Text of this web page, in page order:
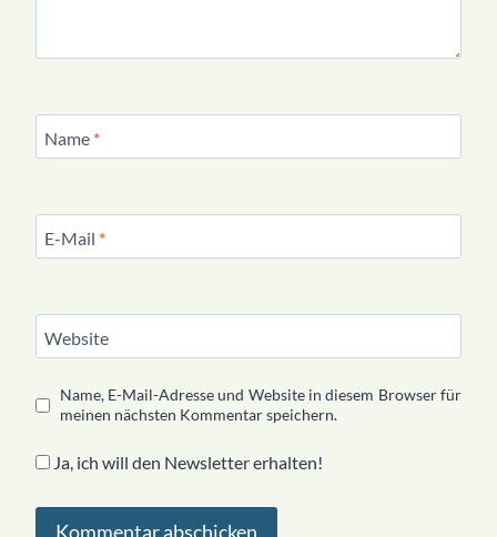
Name *
E-Mail *
Website
Name, E-Mail-Adresse und Website in diesem Browser für
meinen nächsten Kommentar speichern.
Ja, ich will den Newsletter erhalten!